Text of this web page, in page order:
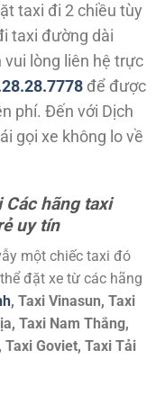
taxi đi 2 chiều tùy
taxi đường dài
vui lòng liên hệ trực
để được
phí. Đến với Dịch
gọi xe không lo về
hãng taxi
uy tín
một chiếc taxi đó
đặt xe từ các hãng
, Taxi Vinasun, Taxi
Taxi Nam Thắng,
Taxi Goviet, Taxi Tải